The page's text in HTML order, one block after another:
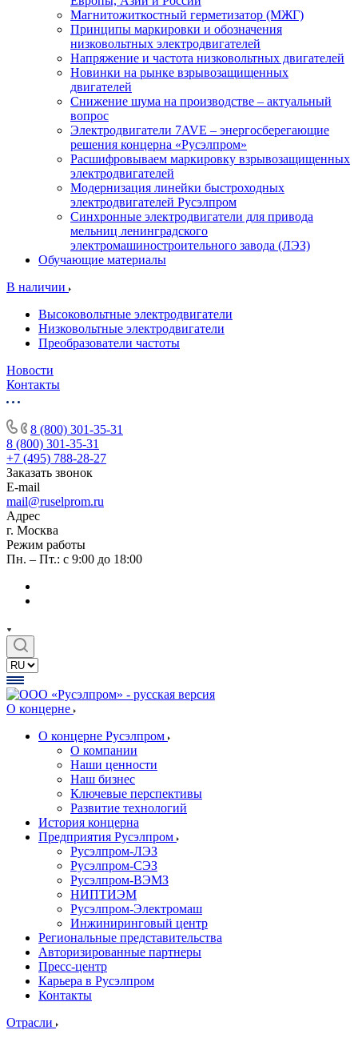
Магнитожиткостный герметизатор (МЖГ)
Принципы маркировки и обозначения
низковольтных электродвигателей
Напряжение и частота низковольтных двигателей
Новинки на рынке взрывозащищенных
двигателей
Снижение шума на производстве – актуальный
вопрос
Электродвигатели 7AVE – энергосберегающие
решения концерна «Русэлпром»
Расшифровываем маркировку взрывозащищенных
электродвигателей
Модернизация линейки быстроходных
электродвигателей Русэлпром
Синхронные электродвигатели для привода
мельниц ленинградского
электромашиностроительного завода (ЛЭЗ)
Обучающие материалы
В наличии
Высоковольтные электродвигатели
Низковольтные электродвигатели
Преобразователи частоты
Новости
Контакты
8 (800) 301-35-31
8 (800) 301-35-31
+7 (495) 788-28-27
Заказать звонок
E-mail
mail@ruselprom.ru
Адрес
г. Москва
Режим работы
Пн. – Пт.: с 9:00 до 18:00
О концерне
О концерне Русэлпром
О компании
Наши ценности
Наш бизнес
Ключевые перспективы
Развитие технологий
История концерна
Предприятия Русэлпром
Русэлпром-ЛЭЗ
Русэлпром-СЭЗ
Русэлпром-ВЭМЗ
НИПТИЭМ
Русэлпром-Электромаш
Инжиниринговый центр
Региональные представительства
Авторизированные партнеры
Пресс-центр
Карьера в Русэлпром
Контакты
Отрасли